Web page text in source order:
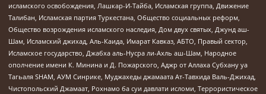
исламского освобождения, Лашкар-И-Тайба, Исламская группа, Движение
Талибан, Исламская партия Туркестана, Общество социальных реформ,
Общество возрождения исламского наследия, Дом двух святых, Джунд аш-
Шам, Исламский джихад, Аль-Каида, Имарат Кавказ, АБТО, Правый сектор,
Исламское государство, Джабха аль-Нусра ли-Ахль аш-Шам, Народное
ополчение имени К. Минина и Д. Пожарского, Аджр от Аллаха Субхану уа
Тагьаля SHAM, АУМ Синрике, Муджахеды джамаата Ат-Тавхида Валь-Джихад,
Чистопольский Джамаат, Рохнамо ба суи давлати исломи, Террористическое